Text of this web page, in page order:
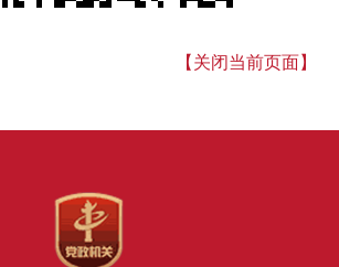
【关闭当前页面】